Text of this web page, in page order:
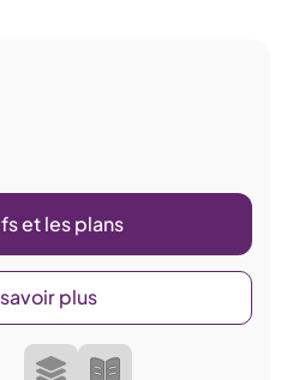
et les plans
plus